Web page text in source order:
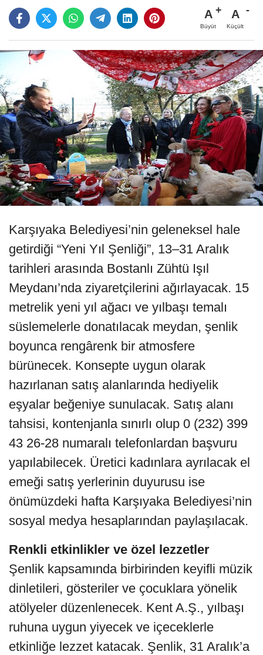
A
Büyüt
A
Küçült
Karşıyaka Belediyesi’nin geleneksel hale
getirdiği “Yeni Yıl Şenliği”, 13–31 Aralık
tarihleri arasında Bostanlı Zühtü Işıl
Meydanı’nda ziyaretçilerini ağırlayacak. 15
metrelik yeni yıl ağacı ve yılbaşı temalı
süslemelerle donatılacak meydan, şenlik
boyunca rengârenk bir atmosfere
bürünecek. Konsepte uygun olarak
hazırlanan satış alanlarında hediyelik
eşyalar beğeniye sunulacak. Satış alanı
tahsisi, kontenjanla sınırlı olup 0 (232) 399
43 26-28 numaralı telefonlardan başvuru
yapılabilecek. Üretici kadınlara ayrılacak el
emeği satış yerlerinin duyurusu ise
önümüzdeki hafta Karşıyaka Belediyesi’nin
sosyal medya hesaplarından paylaşılacak.
Renkli etkinlikler ve özel lezzetler
Şenlik kapsamında birbirinden keyifli müzik
dinletileri, gösteriler ve çocuklara yönelik
atölyeler düzenlenecek. Kent A.Ş., yılbaşı
ruhuna uygun yiyecek ve içeceklerle
etkinliğe lezzet katacak. Şenlik, 31 Aralık’a